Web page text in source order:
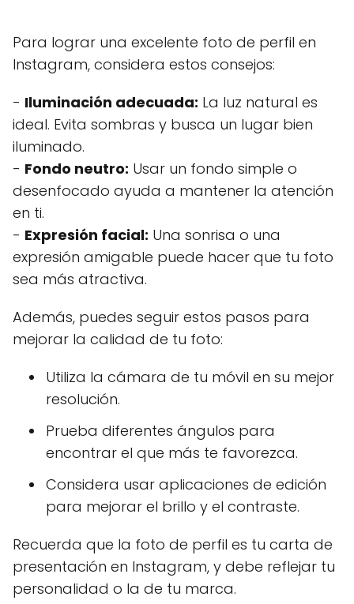
Para lograr una excelente foto de perfil en
Instagram, considera estos consejos:
- Iluminación adecuada: La luz natural es
ideal. Evita sombras y busca un lugar bien
iluminado.
- Fondo neutro: Usar un fondo simple o
desenfocado ayuda a mantener la atención
en ti.
- Expresión facial: Una sonrisa o una
expresión amigable puede hacer que tu foto
sea más atractiva.
Además, puedes seguir estos pasos para
mejorar la calidad de tu foto:
Utiliza la cámara de tu móvil en su mejor
resolución.
Prueba diferentes ángulos para
encontrar el que más te favorezca.
Considera usar aplicaciones de edición
para mejorar el brillo y el contraste.
Recuerda que la foto de perfil es tu carta de
presentación en Instagram, y debe reflejar tu
personalidad o la de tu marca.